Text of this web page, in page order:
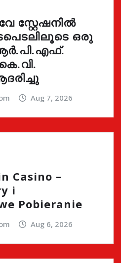
സ്റ്റേഷനിൽ
ഒരു
Aug 7, 2026
Casino –
i
Pobieranie
Aug 6, 2026